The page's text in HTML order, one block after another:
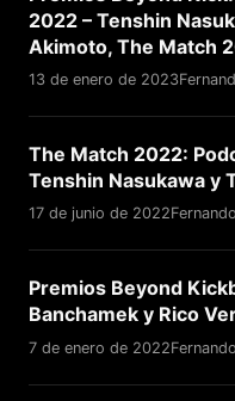
2022 – Tenshin
Akimoto, The Match
13 de enero de 2023
The Match 2022:
Tenshin Nasukawa y
17 de junio de 2022
Premios Beyond
Banchamek y Rico
7 de enero de 2022